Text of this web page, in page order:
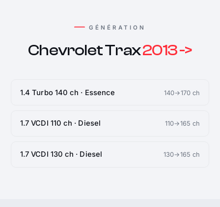
GÉNÉRATION
Chevrolet Trax2013 ->
1.4 Turbo 140 ch · Essence 140→170 ch
1.7 VCDI 110 ch · Diesel 110→165 ch
1.7 VCDI 130 ch · Diesel 130→165 ch